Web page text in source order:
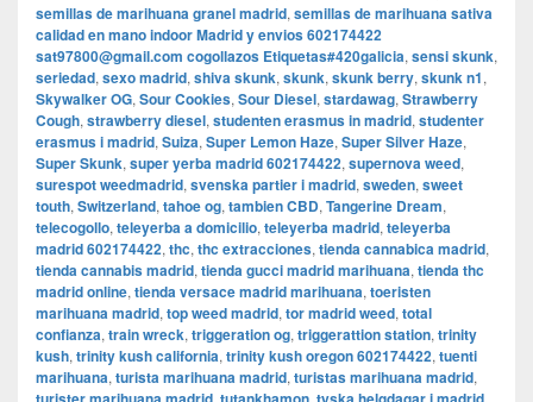
semillas de marihuana granel madrid, semillas de marihuana sativa
calidad en mano indoor Madrid y envios 602174422
sat97800@gmail.com cogollazos Etiquetas#420galicia, sensi skunk,
seriedad, sexo madrid, shiva skunk, skunk, skunk berry, skunk n1,
Skywalker OG, Sour Cookies, Sour Diesel, stardawag, Strawberry
Cough, strawberry diesel, studenten erasmus in madrid, studenter
erasmus i madrid, Suiza, Super Lemon Haze, Super Silver Haze,
Super Skunk, super yerba madrid 602174422, supernova weed,
surespot weedmadrid, svenska partier i madrid, sweden, sweet
touth, Switzerland, tahoe og, tambien CBD, Tangerine Dream,
telecogollo, teleyerba a domicilio, teleyerba madrid, teleyerba
madrid 602174422, thc, thc extracciones, tienda cannabica madrid,
tienda cannabis madrid, tienda gucci madrid marihuana, tienda thc
madrid online, tienda versace madrid marihuana, toeristen
marihuana madrid, top weed madrid, tor madrid weed, total
confianza, train wreck, triggeration og, triggerattion station, trinity
kush, trinity kush california, trinity kush oregon 602174422, tuenti
marihuana, turista marihuana madrid, turistas marihuana madrid,